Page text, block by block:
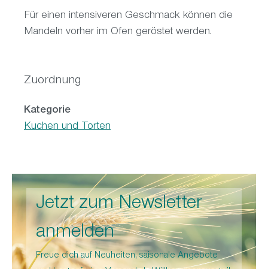
Für einen intensiveren Geschmack können die
Mandeln vorher im Ofen geröstet werden.
Zuordnung
Kategorie
Kuchen und Torten
Jetzt zum Newsletter
anmelden
Freue dich auf Neuheiten, saisonale Angebote